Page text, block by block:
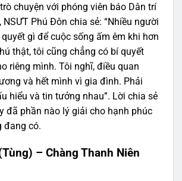
chuyện với phóng viên báo Dân trí
Phú Đôn chia sẻ: “Nhiều người
quyết gì để cuộc sống ấm êm khi hơn
thật, tôi cũng chẳng có bí quyết
riêng mình. Tôi nghĩ, điều quan
và hết mình vì gia đình. Phải
hiểu và tin tưởng nhau”. Lời chia sẻ
đã phần nào lý giải cho hạnh phúc
đang có.
– Chàng Thanh Niên